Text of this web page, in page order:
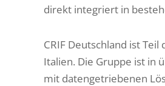
direkt integriert in
CRIF Deutschland ist
Italien. Die Gruppe ist in
mit datengetriebenen